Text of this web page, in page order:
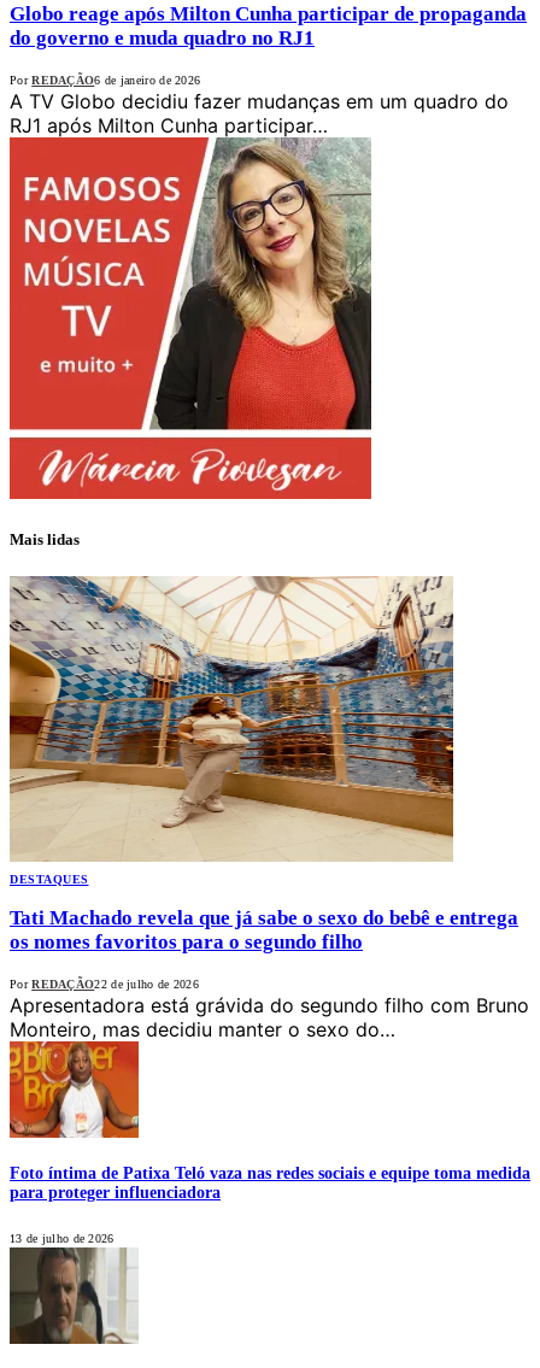
Globo reage após Milton Cunha participar de propaganda
do governo e muda quadro no RJ1
Por REDAÇÃO6 de janeiro de 2026
A TV Globo decidiu fazer mudanças em um quadro do
RJ1 após Milton Cunha participar…
Mais lidas
DESTAQUES
Tati Machado revela que já sabe o sexo do bebê e entrega
os nomes favoritos para o segundo filho
Por REDAÇÃO22 de julho de 2026
Apresentadora está grávida do segundo filho com Bruno
Monteiro, mas decidiu manter o sexo do…
Foto íntima de Patixa Teló vaza nas redes sociais e equipe toma medida
para proteger influenciadora
13 de julho de 2026